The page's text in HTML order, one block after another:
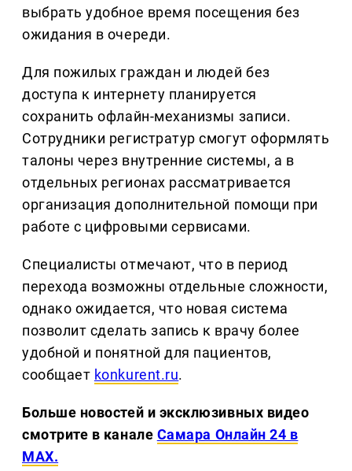
выбрать удобное время посещения без
ожидания в очереди.
Для пожилых граждан и людей без
доступа к интернету планируется
сохранить офлайн-механизмы записи.
Сотрудники регистратур смогут оформлять
талоны через внутренние системы, а в
отдельных регионах рассматривается
организация дополнительной помощи при
работе с цифровыми сервисами.
Специалисты отмечают, что в период
перехода возможны отдельные сложности,
однако ожидается, что новая система
позволит сделать запись к врачу более
удобной и понятной для пациентов,
сообщает konkurent.ru.
Больше новостей и эксклюзивных видео
смотрите в канале Самара Онлайн 24 в
MAX.